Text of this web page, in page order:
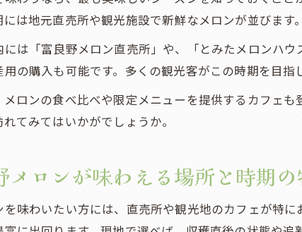
は地元直売所や観光施設で新鮮なメロンが並びます。
は「富良野メロン直売所」や、「とみたメロンハ
の購入も可能です。多くの観光客がこの時期を目指
ロンの食べ比べや限定メニューを提供するカフェ
てみてはいかがでしょうか。
メロンが味わえる場所と時期
味わいたい方には、直売所や観光地のカフェが特